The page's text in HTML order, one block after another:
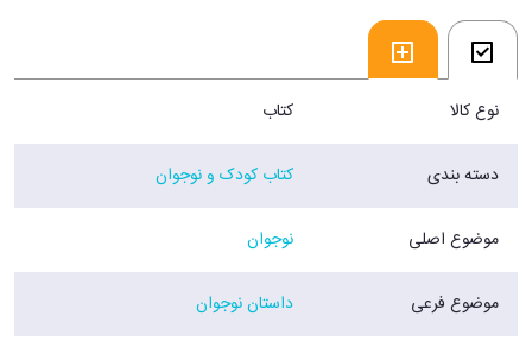
فروشگاه اینترنتی 30بوک
نوع کالا کتاب
دسته بندی کتاب کودک و نوجوان
موضوع اصلی نوجوان
موضوع فرعی داستان نوجوان